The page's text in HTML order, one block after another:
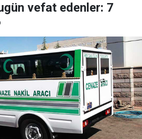
vefat edenler: 7